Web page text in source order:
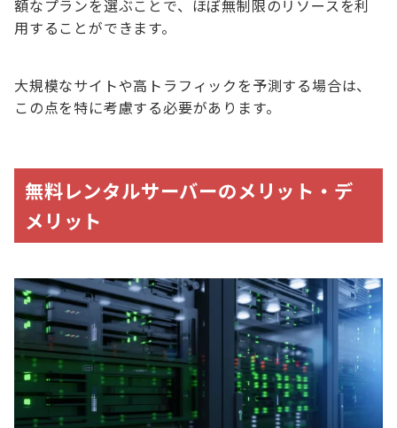
額なプランを選ぶことで、ほぼ無制限のリソースを利
用することができます。
大規模なサイトや高トラフィックを予測する場合は、
この点を特に考慮する必要があります。
無料レンタルサーバーのメリット・デ
メリット